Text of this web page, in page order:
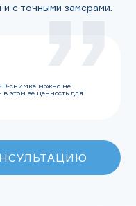
с точными замерами.
снимке можно не
этом её ценность для